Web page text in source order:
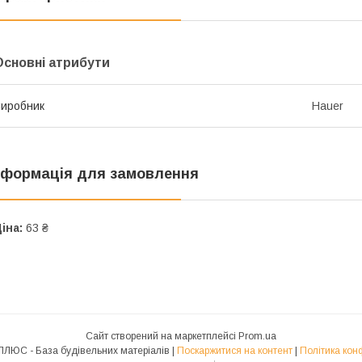
атрибути
Hauer
для замовлення
63 ₴
Сайт створений на маркетплейсі Prom.ua
МИРОГРАД ПЛЮС - База будівельних матеріалів | Поскаржитися на контент | Політика